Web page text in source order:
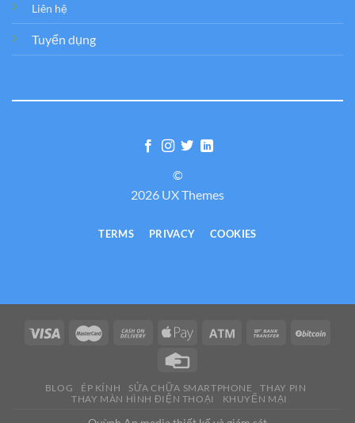
Liên hệ
Tuyển dụng
©
2026 UX Themes
TERMS PRIVACY COOKIES
BLOG ÉP KÍNH SỬA CHỮA SMARTPHONE
THAY PIN
THAY MÀN HÌNH ĐIỆN THOẠI
KHUYẾN MẠI